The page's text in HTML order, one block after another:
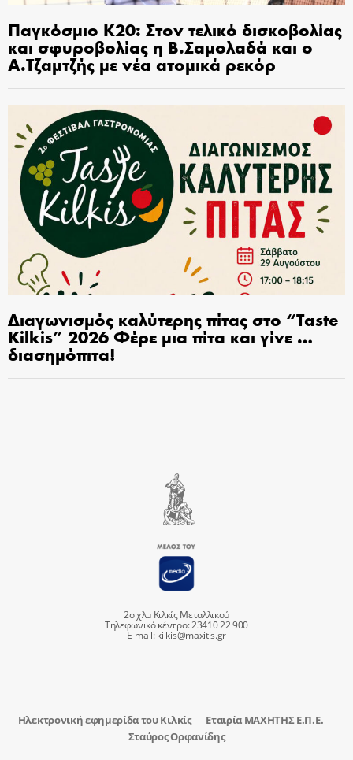
Παγκόσμιο Κ20: Στον τελικό δισκοβολίας
και σφυροβολίας η Β.Σαμολαδά και ο
Α.Τζαμτζής με νέα ατομικά ρεκόρ
Διαγωνισμός καλύτερης πίτας στο “Taste
Kilkis” 2026 Φέρε μια πίτα και γίνε …
διασημόπιτα!
2ο χλμ Κιλκίς Μεταλλικού
Τηλεφωνικό κέντρο: 23410 22 900
E-mail:kilkis@maxitis.gr
Ηλεκτρονική εφημερίδα του Κιλκίς
Εταιρία ΜΑΧΗΤΗΣ Ε.Π.Ε.
Σταύρος Ορφανίδης